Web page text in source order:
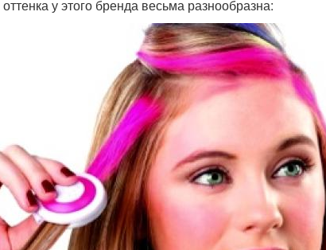
у этого бренда весьма разнообразна: